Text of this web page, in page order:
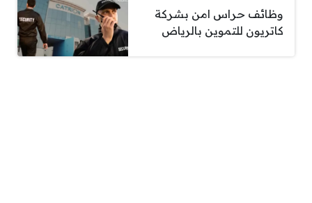
وظائف حراس امن بشركة
كاتريون للتموين بالرياض